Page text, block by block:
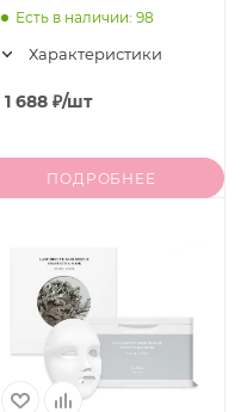
Repair Mask, 4 шт
Есть в наличии: 98
Характеристики
1 688 ₽/шт
ПОДРОБНЕЕ